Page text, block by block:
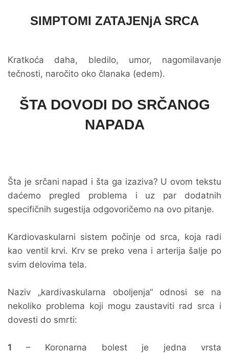
SIMPTOMI ZATAJENjA SRCA
Kratkoća daha, bledilo, umor, nagomilavanje
tečnosti, naročito oko članaka (edem).
ŠTA DOVODI DO SRČANOG
NAPADA
Šta je srčani napad i šta ga izaziva? U ovom tekstu
daćemo pregled problema i uz par dodatnih
specifičnih sugestija odgovoričemo na ovo pitanje.
Kardiovaskularni sistem počinje od srca, koja radi
kao ventil krvi. Krv se preko vena i arterija šalje po
svim delovima tela.
Naziv „kardivaskularna oboljenja“ odnosi se na
nekoliko problema koji mogu zaustaviti rad srca i
dovesti do smrti:
1 – Koronarna bolest je jedna vrsta